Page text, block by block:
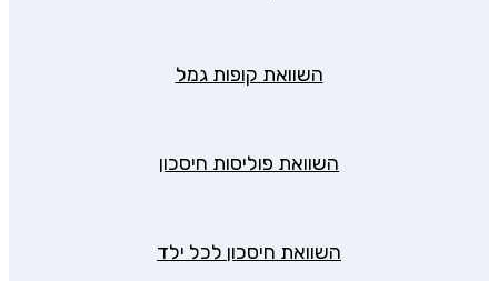
השוואת קופות גמל
השוואת פוליסות חיסכון
השוואת חיסכון לכל ילד